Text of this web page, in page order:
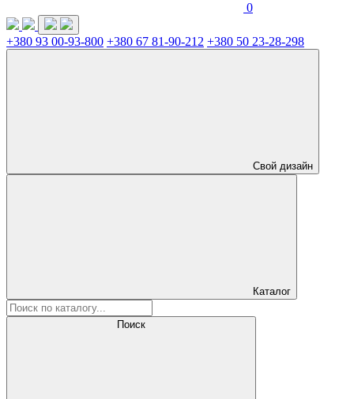
0
+380 93 00-93-800 +380 67 81-90-212 +380 50 23-28-298
Свой дизайн
Каталог
Поиск